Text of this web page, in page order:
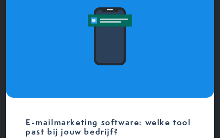
E-mailmarketing software: welke tool
past bij jouw bedrijf?